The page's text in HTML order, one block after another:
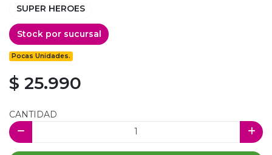
SUPER HEROES
Stock por sucursal
Pocas Unidades.
$ 25.990
CANTIDAD